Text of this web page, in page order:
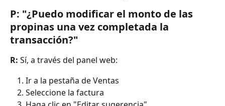
P: "¿Puedo modificar el monto de las
propinas una vez completada la
transacción?"
R: Sí, a través del panel web:
Ir a la pestaña de Ventas
Seleccione la factura